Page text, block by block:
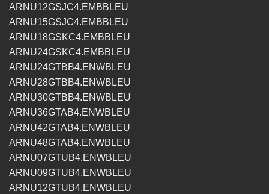
ARNU12GSJC4.EMBBLEU
ARNU15GSJC4.EMBBLEU
ARNU18GSKC4.EMBBLEU
ARNU24GSKC4.EMBBLEU
ARNU24GTBB4.ENWBLEU
ARNU28GTBB4.ENWBLEU
ARNU30GTBB4.ENWBLEU
ARNU36GTAB4.ENWBLEU
ARNU42GTAB4.ENWBLEU
ARNU48GTAB4.ENWBLEU
ARNU07GTUB4.ENWBLEU
ARNU09GTUB4.ENWBLEU
ARNU12GTUB4.ENWBLEU